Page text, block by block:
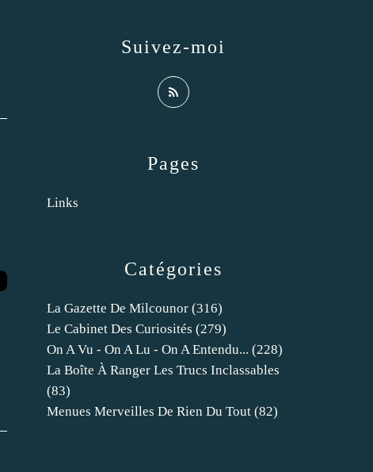
Catégories
La Gazette De Milcounor (316)
Le Cabinet Des Curiosités (279)
On A Vu - On A Lu - On A Entendu... (228)
La Boîte À Ranger Les Trucs Inclassables
(83)
Menues Merveilles De Rien Du Tout (82)
Pages
Links
Suivez-moi